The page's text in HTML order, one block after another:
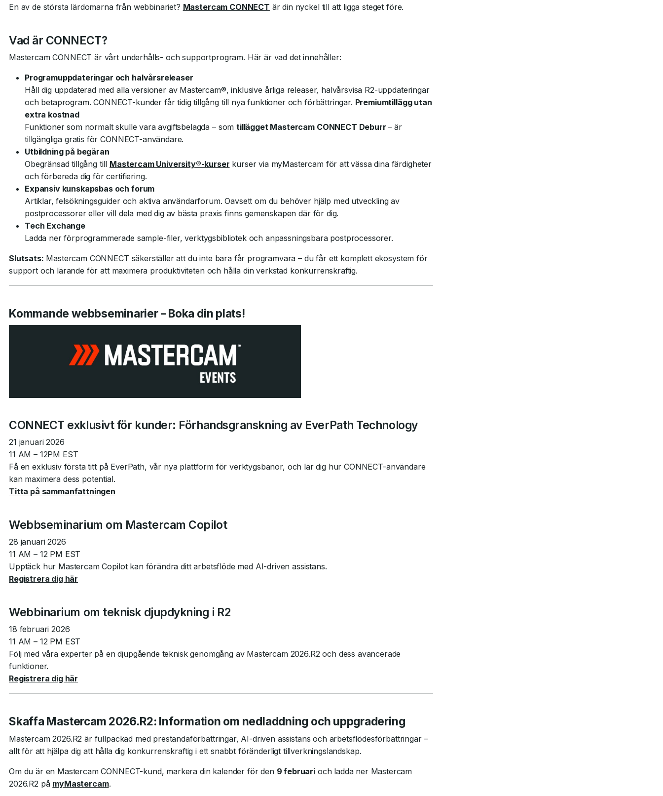
En av de största lärdomarna från webbinariet? Mastercam CONNECT är din nyckel till att ligga steget före.
Vad är CONNECT?
Mastercam CONNECT är vårt underhålls- och supportprogram. Här är vad det innehåller:
Programuppdateringar och halvårsreleaser
Håll dig uppdaterad med alla versioner av Mastercam®, inklusive årliga releaser, halvårsvisa R2-uppdateringar
och betaprogram. CONNECT-kunder får tidig tillgång till nya funktioner och förbättringar. Premiumtillägg utan
extra kostnad
Funktioner som normalt skulle vara avgiftsbelagda – somtillägget Mastercam CONNECT Deburr– är
tillgängliga gratis för CONNECT-användare.
Utbildning på begäran
Obegränsad tillgång till Mastercam University®-kurser kurser via myMastercam för att vässa dina färdigheter
och förbereda dig för certifiering.
Expansiv kunskapsbas och forum
Artiklar, felsökningsguider och aktiva användarforum. Oavsett om du behöver hjälp med utveckling av
postprocessorer eller vill dela med dig av bästa praxis finns gemenskapen där för dig.
Tech Exchange
Ladda ner förprogrammerade sample-filer, verktygsbibliotek och anpassningsbara postprocessorer.
Slutsats: Mastercam CONNECT säkerställer att du inte bara får programvara – du får ett komplett ekosystem för
support och lärande för att maximera produktiviteten och hålla din verkstad konkurrenskraftig.
Kommande webbseminarier – Boka din plats!
CONNECT exklusivt för kunder: Förhandsgranskning av EverPath Technology
21 januari 2026
11 AM – 12PM EST
Få en exklusiv första titt på EverPath, vår nya plattform för verktygsbanor, och lär dig hur CONNECT-användare
kan maximera dess potential.
Titta på sammanfattningen
Webbseminarium om Mastercam Copilot
28 januari 2026
11 AM – 12 PM EST
Upptäck hur Mastercam Copilot kan förändra ditt arbetsflöde med AI-driven assistans.
Registrera dig här
Webbinarium om teknisk djupdykning i R2
18 februari 2026
11 AM – 12 PM EST
Följ med våra experter på en djupgående teknisk genomgång av Mastercam 2026.R2 och dess avancerade
funktioner.
Registrera dig här
Skaffa Mastercam 2026.R2: Information om nedladdning och uppgradering
Mastercam 2026.R2 är fullpackad med prestandaförbättringar, AI-driven assistans och arbetsflödesförbättringar –
allt för att hjälpa dig att hålla dig konkurrenskraftig i ett snabbt föränderligt tillverkningslandskap.
Om du är en Mastercam CONNECT-kund, markera din kalender för den 9 februari och ladda ner Mastercam
2026.R2 på myMastercam.